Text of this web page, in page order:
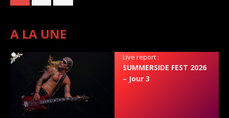
A LA UNE
Live report :
SUMMERSIDE FEST 2026
– Jour 3